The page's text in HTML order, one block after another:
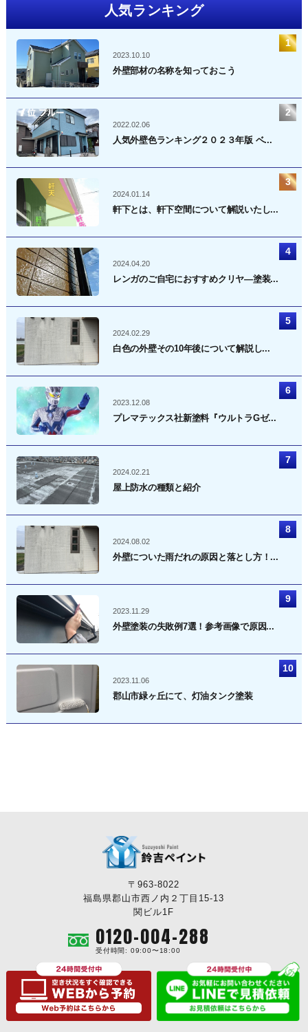
人気ランキング
2023.10.10
外壁部材の名称を知っておこう
2022.02.06
人気外壁色ランキング２０２３年版 ベ...
2024.01.14
軒下とは、軒下空間について解説いたし...
2024.04.20
レンガのご自宅におすすめクリヤ―塗装...
2024.02.29
白色の外壁その10年後について解説し...
2023.12.08
プレマテックス社新塗料『ウルトラGゼ...
2024.02.21
屋上防水の種類と紹介
2024.08.02
外壁についた雨だれの原因と落とし方！...
2023.11.29
外壁塗装の失敗例7選！参考画像で原因...
2023.11.06
郡山市緑ヶ丘にて、灯油タンク塗装
〒963-8022
福島県郡山市西ノ内２丁目15-13
関ビル1F
0120-004-288
受付時間: 09:00〜18:00